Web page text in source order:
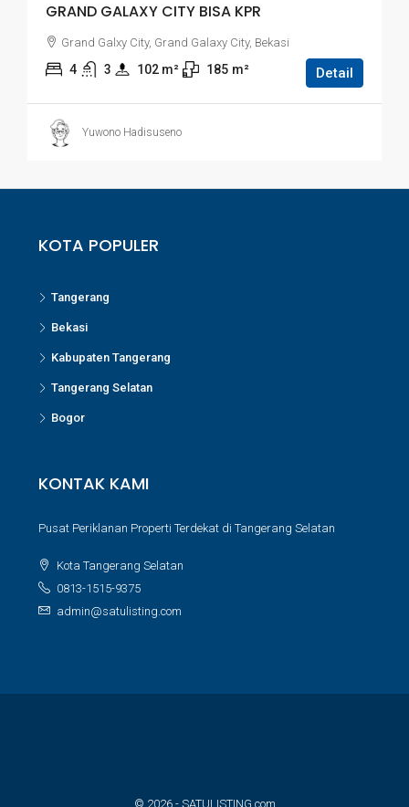
GRAND GALAXY CITY BISA KPR
Grand Galxy City, Grand Galaxy City, Bekasi
4 3 102 m² 185 m² Detail
Yuwono Hadisuseno
KOTA POPULER
Tangerang
Bekasi
Kabupaten Tangerang
Tangerang Selatan
Bogor
KONTAK KAMI
Pusat Periklanan Properti Terdekat di Tangerang Selatan
Kota Tangerang Selatan
0813-1515-9375
admin@satulisting.com
© 2026 - SATULISTING.com